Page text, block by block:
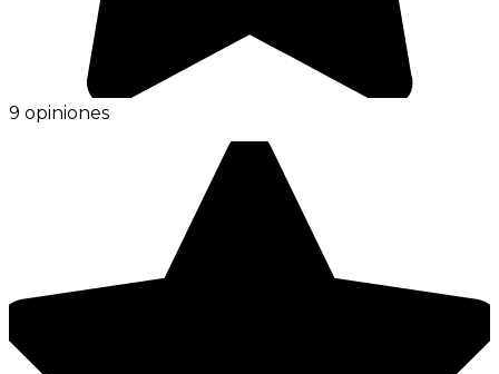
9 opiniones